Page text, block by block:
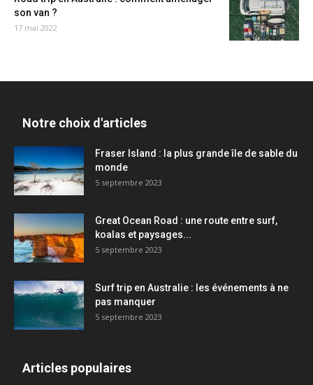
son van ?
17 mai 2022
Notre choix d'articles
Fraser Island : la plus grande île de sable du
monde
5 septembre 2023
Great Ocean Road : une route entre surf,
koalas et paysages...
5 septembre 2023
Surf trip en Australie : les événements à ne
pas manquer
5 septembre 2023
Articles populaires